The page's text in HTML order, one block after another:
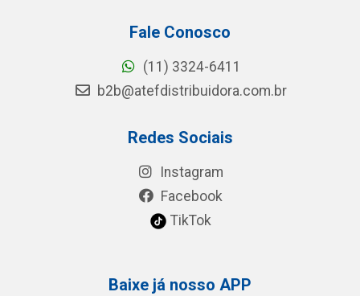
Fale Conosco
(11) 3324-6411
b2b@atefdistribuidora.com.br
Redes Sociais
Instagram
Facebook
TikTok
Baixe já nosso APP